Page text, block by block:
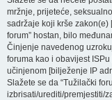
mržnje, prijeteće,
sadržaje koji krše zakon(e)
forum” hostan, bilo
Činjenje navedenog
foruma kao i obavijest
učinjenom [bilježenje IP
Slažete se da “Tužilački
izbrisati/urediti/premjestiti/